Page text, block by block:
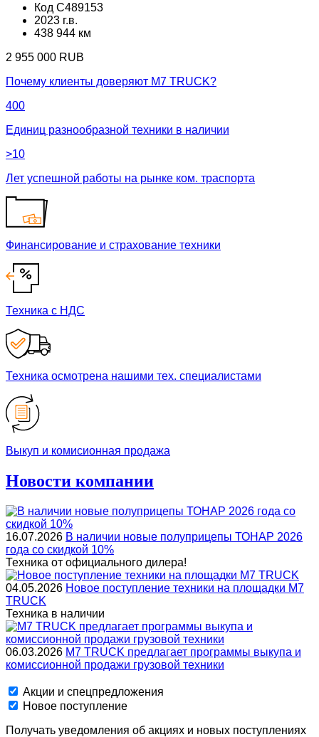
Код C489153
2023 г.в.
438 944 км
2 955 000 RUB
Почему клиенты доверяют М7 TRUCK?
400
Единиц разнообразной техники в наличии
>10
Лет успешной работы на рынке ком. траспорта
Финансирование и страхование техники
Техника с НДС
Техника осмотрена нашими тех. специалистами
Выкуп и комисионная продажа
Новости компании
16.07.2026 В наличии новые полуприцепы ТОНАР 2026
года со скидкой 10%
Техника от официального дилера!
04.05.2026 Новое поступление техники на площадки M7
TRUCK
Техника в наличии
06.03.2026 M7 TRUCK предлагает программы выкупа и
комиссионной продажи грузовой техники
Акции и спецпредложения
Новое поступление
Получать уведомления об акциях и новых поступлениях